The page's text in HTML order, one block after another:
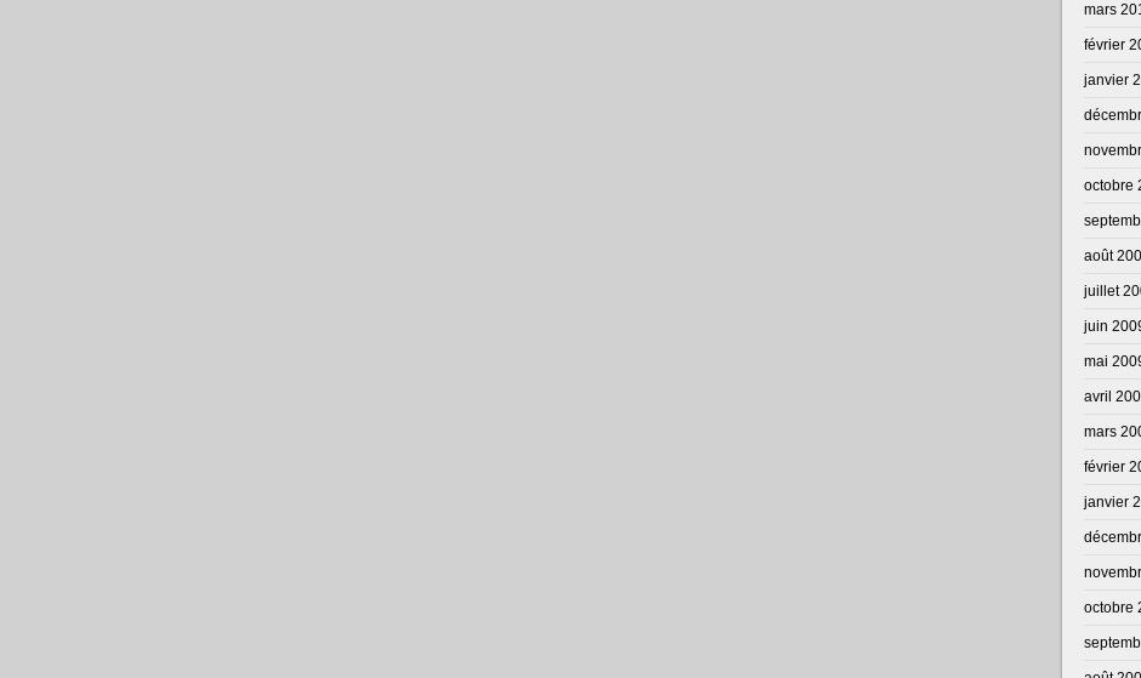
mars
février
janvier
octobre
août
juillet
juin
mai
avril
mars
février
janvier
octobre